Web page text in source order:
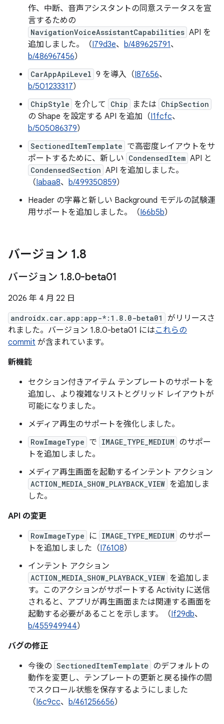
作、中断、音声アシスタントの同意ステータスを宣
言するための
NavigationVoiceAssistantCapabilities API を
追加しました。（I79d3e、 b/489625791、
b/486967456）
CarAppApiLevel 9 を導入（I87656、
b/501233317）
ChipStyle を介して Chip または ChipSection
の Shape を設定する API を追加（I1fcfc、
b/505086379）
SectionedItemTemplate で高密度レイアウトをサ
ポートするために、新しい CondensedItem API と
CondensedSection API を追加しました。
（Iabaa8、 b/499350859）
Header の字幕と新しい Background モデルの試験運
用サポートを追加しました。（I66b5b）
バージョン 1.8
バージョン 1.8.0-beta01
2026 年 4 月 22 日
androidx.car.app:app-*:1.8.0-beta01
がリリースさ
れました。バージョン 1.8.0-beta01 にはこれらの
commit が含まれています。
新機能
セクション付きアイテム テンプレートのサポートを
追加し、より複雑なリストとグリッド レイアウトが
可能になりました。
メディア再生のサポートを強化しました。
RowImageType で IMAGE_TYPE_MEDIUM のサポー
トを追加しました。
メディア再生画面を起動するインテント アクション
ACTION_MEDIA_SHOW_PLAYBACK_VIEW を追加しま
した。
API の変更
RowImageType に IMAGE_TYPE_MEDIUM のサポー
トを追加しました（I76108）
インテント アクション
ACTION_MEDIA_SHOW_PLAYBACK_VIEW を追加しま
す。このアクションがサポートする Activity に送信
されると、アプリが再生画面または関連する画面を
起動する必要があることを示します。（If29db、
b/455949944）
バグの修正
今後の SectionedItemTemplate のデフォルトの
動作を変更し、テンプレートの更新と戻る操作の間
でスクロール状態を保存するようにしました
（I6c9cc、 b/461256656）